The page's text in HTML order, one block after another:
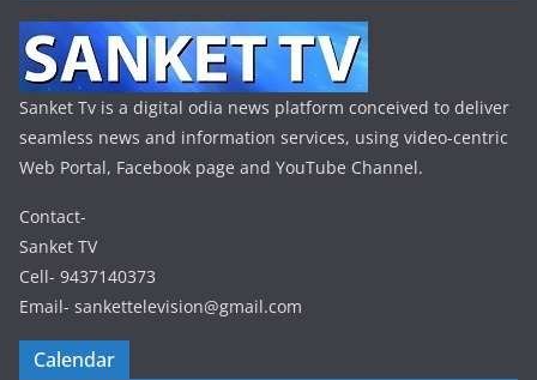
Sanket Tv is a digital odia news platform conceived to deliver
seamless news and information services, using video-centric
Web Portal, Facebook page and YouTube Channel.
Contact-
Sanket TV
Cell- 9437140373
Email- sankettelevision@gmail.com
Calendar